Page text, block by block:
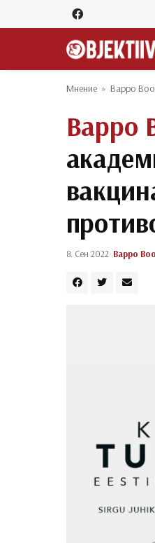
Мнение» Варро
Варро
8. Сен 2022 Варро